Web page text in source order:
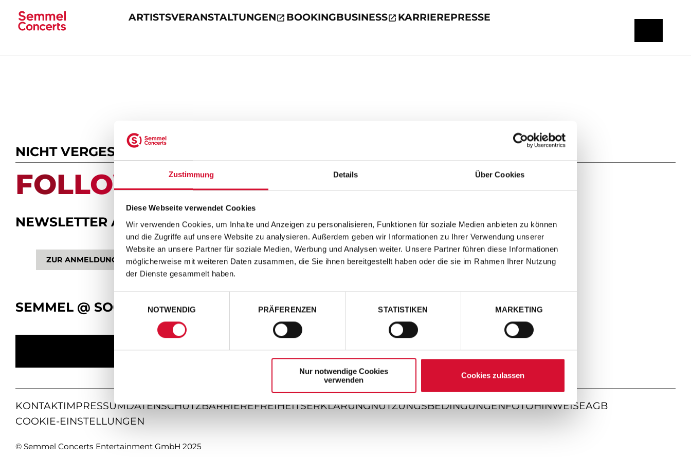
Zustimmung Details Über Cookies
Diese Webseite verwendet Cookies
Wir verwenden Cookies, um Inhalte und Anzeigen zu personalisieren, Funktionen für soziale Medien anbieten zu können
und die Zugriffe auf unsere Website zu analysieren. Außerdem geben wir Informationen zu Ihrer Verwendung unserer
Website an unsere Partner für soziale Medien, Werbung und Analysen weiter. Unsere Partner führen diese Informationen
möglicherweise mit weiteren Daten zusammen, die Sie ihnen bereitgestellt haben oder die sie im Rahmen Ihrer Nutzung
der Dienste gesammelt haben.
NOTWENDIG
PRÄFERENZEN STATISTIKEN MARKETING
Nur notwendige Cookies
verwenden
Cookies zulassen
ARTISTSVERANSTALTUNGEN BOOKINGBUSINESS KARRIEREPRESSE
NICHT VERGESSEN
FOLLOW US.
NEWSLETTER ABONNIEREN
ZUR ANMELDUNG
SEMMEL @ SOCIAL MEDIA
KONTAKTIMPRESSUMDATENSCHUTZBARRIEREFREIHEITSERKLÄRUNGNUTZUNGSBEDINGUNGENFOTOHINWEISEAGB
COOKIE-EINSTELLUNGEN
© Semmel Concerts Entertainment GmbH 2025